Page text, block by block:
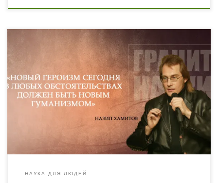
Вашему вниманию интервью с философом, писателем,
психоаналитиком, членом-корреспондентом
Национальной академии наук Украины, Президентом
международной ассоциации философского искусства
Назипом Хамитовым о его новой книге «Война в
Украине и новый гуманизм: Давид против Голиафа.
Метаантропология истории ХХІ века». Ранее с Назипом
Виленовичем была беседа о «новом гуманизме»,
опасностях неототалитаризма, проблеме «культуры
НАУКА ДЛЯ ЛЮДЕЙ